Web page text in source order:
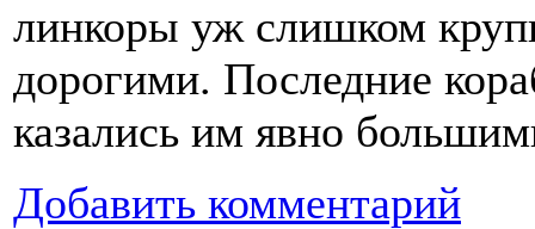
линкоры уж слишком
дорогими. Последние
казались им явно
Добавить комментарий